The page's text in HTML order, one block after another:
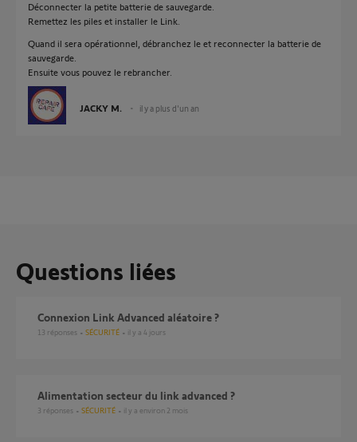
Déconnecter la petite batterie de sauvegarde.
Remettez les piles et installer le Link.
Quand il sera opérationnel, débranchez le et reconnecter la batterie de
sauvegarde.
Ensuite vous pouvez le rebrancher.
JACKY M. il y a plus d'un an
Questions liées
Connexion Link Advanced aléatoire ?
13 réponses SÉCURITÉ il y a 4 jours
Alimentation secteur du link advanced ?
3 réponses SÉCURITÉ il y a environ 2 mois